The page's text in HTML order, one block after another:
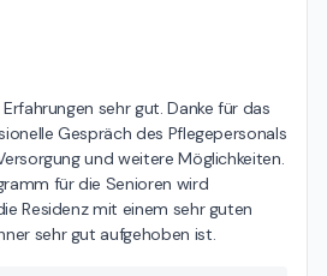
sehr gut. Danke für das
Gespräch des Pflegepersonals
und weitere Möglichkeiten.
für die Senioren wird
Residenz mit einem sehr guten
sehr gut aufgehoben ist.